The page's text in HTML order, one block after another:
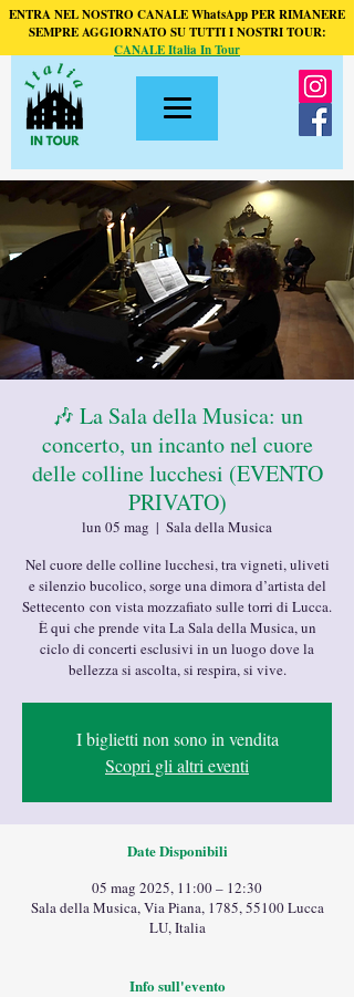
ENTRA NEL NOSTRO CANALE WhatsApp PER RIMANERE
SEMPRE AGGIORNATO SU TUTTI I NOSTRI TOUR:
CANALE Italia In Tour
🎶 La Sala della Musica: un
concerto, un incanto nel cuore
delle colline lucchesi (EVENTO
PRIVATO)
lun 05 mag
  |
Sala della Musica
Nel cuore delle colline lucchesi, tra vigneti, uliveti
e silenzio bucolico, sorge una dimora d’artista del
Settecento con vista mozzafiato sulle torri di Lucca.
È qui che prende vita La Sala della Musica, un
ciclo di concerti esclusivi in un luogo dove la
bellezza si ascolta, si respira, si vive.
I biglietti non sono in vendita
Scopri gli altri eventi
Date Disponibili
05 mag 2025, 11:00 – 12:30
Sala della Musica, Via Piana, 1785, 55100 Lucca
LU, Italia
Info sull'evento